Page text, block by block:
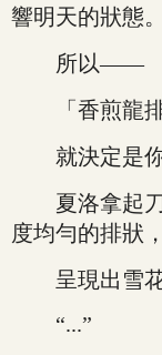
響明天的狀態。
所以——
「香煎龍排
就決定是你
夏洛拿起刀
度均勻的排狀
呈現出雪花
“...”